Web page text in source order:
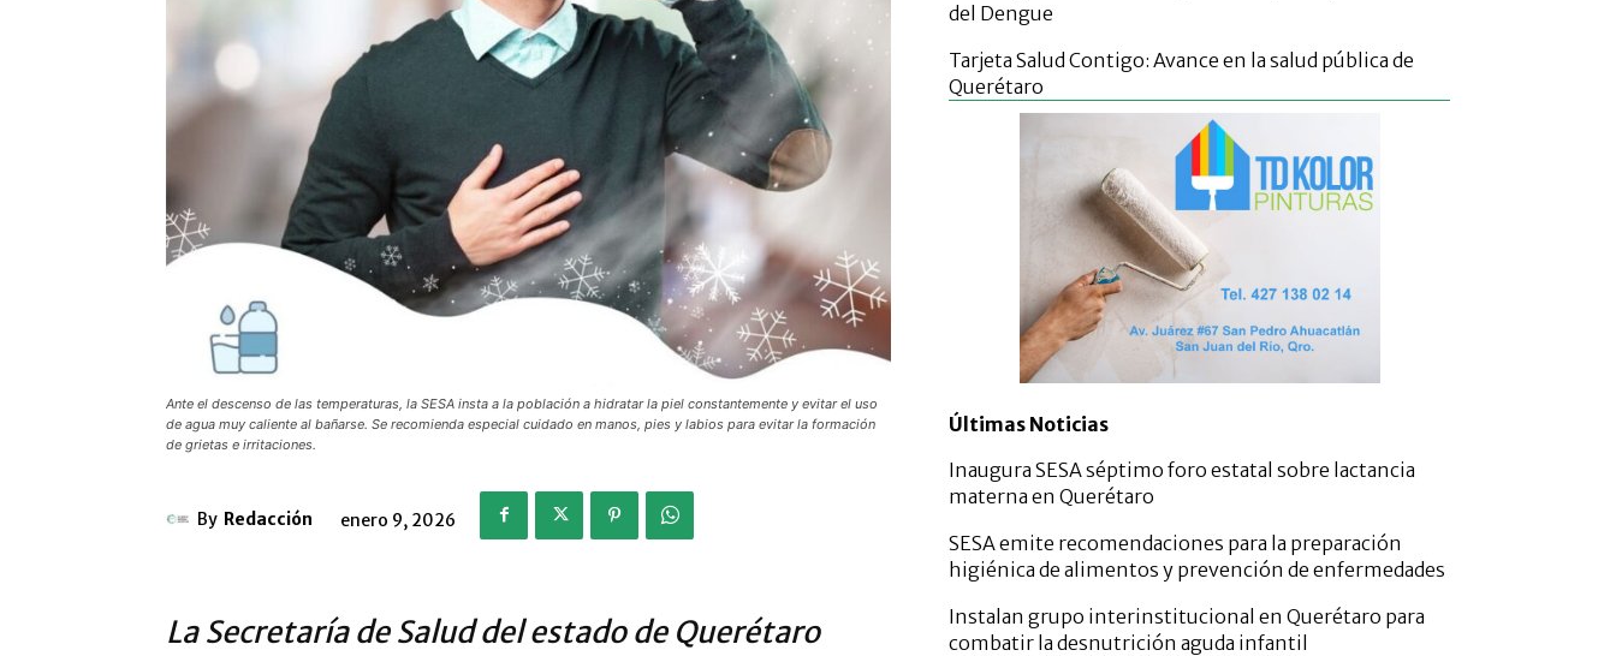
Ante el descenso de las temperaturas, la SESA insta a la población a hidratar la piel constantemente y evitar el uso
de agua muy caliente al bañarse. Se recomienda especial cuidado en manos, pies y labios para evitar la formación
de grietas e irritaciones.
By Redacción enero 9, 2026
La Secretaría de Salud del estado de Querétaro
del Dengue
Tarjeta Salud Contigo: Avance en la salud pública de
Querétaro
Últimas Noticias
Inaugura SESA séptimo foro estatal sobre lactancia
materna en Querétaro
SESA emite recomendaciones para la preparación
higiénica de alimentos y prevención de enfermedades
Instalan grupo interinstitucional en Querétaro para
combatir la desnutrición aguda infantil